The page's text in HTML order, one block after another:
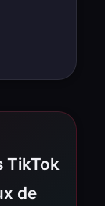
TikTok
de